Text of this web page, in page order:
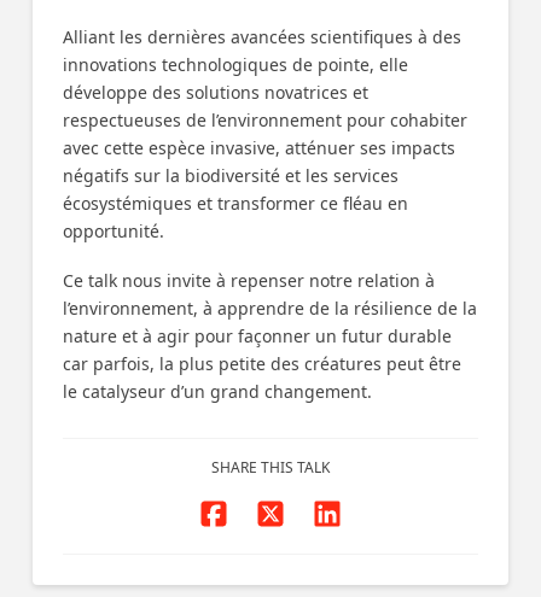
Alliant les dernières avancées scientifiques à des
innovations technologiques de pointe, elle
développe des solutions novatrices et
respectueuses de l’environnement pour cohabiter
avec cette espèce invasive, atténuer ses impacts
négatifs sur la biodiversité et les services
écosystémiques et transformer ce fléau en
opportunité.
Ce talk nous invite à repenser notre relation à
l’environnement, à apprendre de la résilience de la
nature et à agir pour façonner un futur durable
car parfois, la plus petite des créatures peut être
le catalyseur d’un grand changement.
SHARE THIS TALK